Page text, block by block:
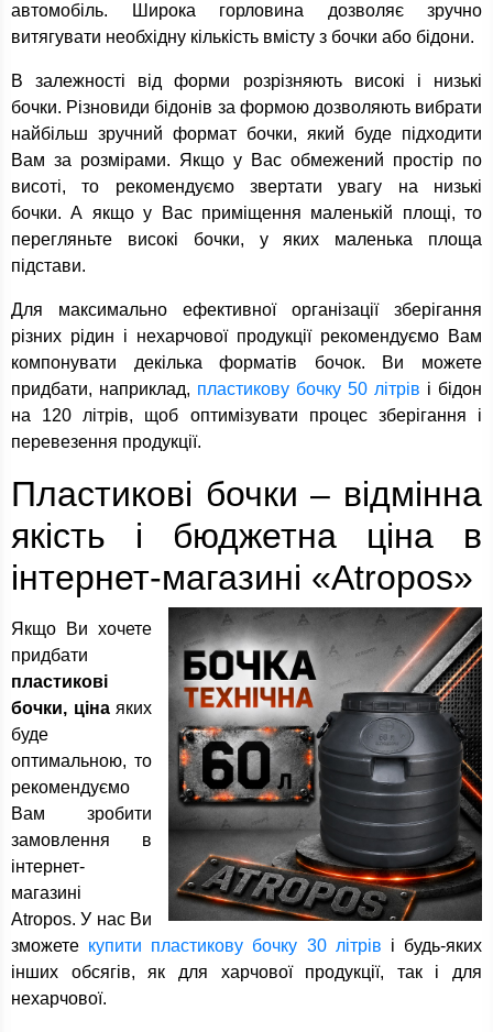
автомобіль. Широка горловина дозволяє зручно
витягувати необхідну кількість вмісту з бочки або бідони.
В залежності від форми розрізняють високі і низькі
бочки. Різновиди бідонів за формою дозволяють вибрати
найбільш зручний формат бочки, який буде підходити
Вам за розмірами. Якщо у Вас обмежений простір по
висоті, то рекомендуємо звертати увагу на низькі
бочки. А якщо у Вас приміщення маленькій площі, то
перегляньте високі бочки, у яких маленька площа
підстави.
Для максимально ефективної організації зберігання
різних рідин і нехарчової продукції рекомендуємо Вам
компонувати декілька форматів бочок. Ви можете
придбати, наприклад, пластикову бочку 50 літрів і бідон
на 120 літрів, щоб оптимізувати процес зберігання і
перевезення продукції.
Пластикові бочки – відмінна
якість і бюджетна ціна в
інтернет-магазині «Atropos»
Якщо Ви хочете
придбати
пластикові
бочки, цінаяких
буде
оптимальною, то
рекомендуємо
Вам зробити
замовлення в
інтернет-
магазині
Atropos. У нас Ви
зможете купити пластикову бочку 30 літрів і будь-яких
інших обсягів, як для харчової продукції, так і для
нехарчової.